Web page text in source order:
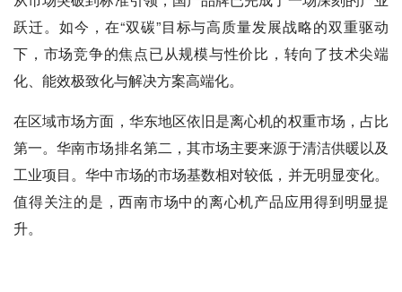
跃迁。如今，在“双碳”目标与高质量发展战略的双重驱动
下，市场竞争的焦点已从规模与性价比，转向了技术尖端
化、能效极致化与解决方案高端化。
在区域市场方面，华东地区依旧是离心机的权重市场，占比
第一。华南市场排名第二，其市场主要来源于清洁供暖以及
工业项目。华中市场的市场基数相对较低，并无明显变化。
值得关注的是，西南市场中的离心机产品应用得到明显提
升。